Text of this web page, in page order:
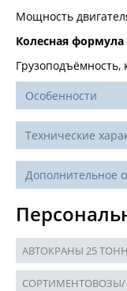
Мощность
Колесная формула
Грузоподъёмность,
Особенности
Технические
Дополнительное
АВТОКРАНЫ 25 ТОНН